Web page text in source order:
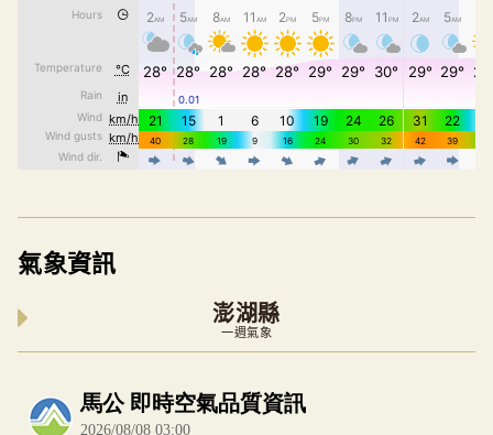
氣象資訊
澎湖縣
一週氣象
內嵌空氣品質小工具為視覺預覽，完整即時空